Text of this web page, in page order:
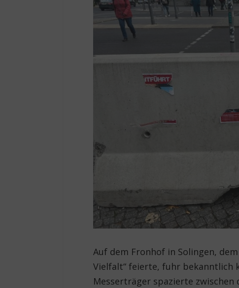
Auf dem Fronhof in Solingen,
Vielfalt“ feierte, fuhr bekanntlich
Messerträger spazierte